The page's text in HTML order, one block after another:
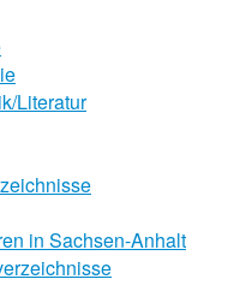
Literatur
in Sachsen-Anhalt